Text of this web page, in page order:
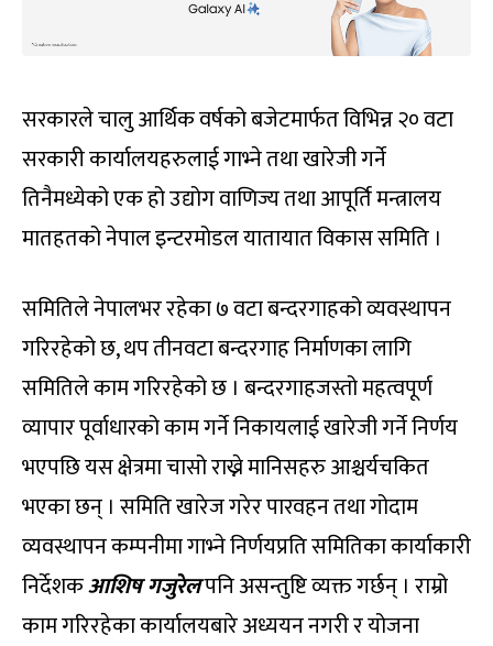
सरकारले चालु आर्थिक वर्षको बजेटमार्फत विभिन्न २० वटा
सरकारी कार्यालयहरुलाई गाभ्ने तथा खारेजी गर्ने
तिनैमध्येको एक हो उद्योग वाणिज्य तथा आपूर्ति मन्त्रालय
मातहतको नेपाल इन्टरमोडल यातायात विकास समिति ।
समितिले नेपालभर रहेका ७ वटा बन्दरगाहको व्यवस्थापन
गरिरहेको छ, थप तीनवटा बन्दरगाह निर्माणका लागि
समितिले काम गरिरहेको छ । बन्दरगाहजस्तो महत्वपूर्ण
व्यापार पूर्वाधारको काम गर्ने निकायलाई खारेजी गर्ने निर्णय
भएपछि यस क्षेत्रमा चासो राख्ने मानिसहरु आश्चर्यचकित
भएका छन् । समिति खारेज गरेर पारवहन तथा गोदाम
व्यवस्थापन कम्पनीमा गाभ्ने निर्णयप्रति समितिका कार्याकारी
निर्देशकआशिष गजुरेलपनि असन्तुष्टि व्यक्त गर्छन् । राम्रो
काम गरिरहेका कार्यालयबारे अध्ययन नगरी र योजना